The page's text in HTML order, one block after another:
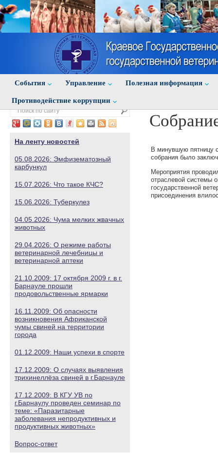
События Управление Полезная информация
Противодействие коррупции
На ленту новостей
05.08.2026: Эмфизематозный
карбункул
15.07.2026: Что такое КЧС?
15.06.2026: Туберкулез
04.05.2026: Чума мелких жвачных
животных
29.04.2026: О режиме работы
ветеринарной лечебницы и
ветеринарной аптеки
21.10.2009: 17 октября 2009 г. в г.
Барнауле прошли
продовольственные ярмарки
16.11.2009: Об опасности
возникновения Африканской
чумы свиней на территории
города
01.12.2009: Наши успехи в спорте
17.12.2009: О случаях выявления
трихинеллёза свиней в г.Барнауле
17.12.2009: В КГУ УВ по
г.Барнаулу проведен семинар по
теме: «Паразитарные
заболевания непродуктивных и
продуктивных животных»
Вопрос-ответ
В минувшую пятницу
собрания было
Мероприятия
отраслевой системы
государственной
присоединения